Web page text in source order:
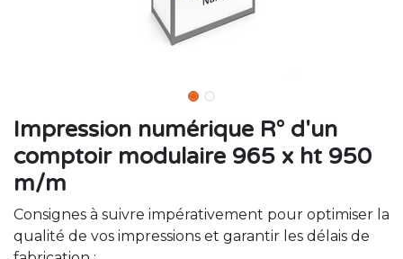
Impression numérique R° d'un
comptoir modulaire 965 x ht 950
m/m
Consignes à suivre impérativement pour optimiser la
qualité de vos impressions et garantir les délais de